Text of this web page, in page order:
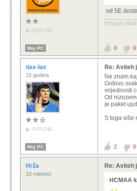
OFFLINE
od 5E
mnogo
Moj PC 0 0
dax-lax
15 godina
OFFLINE
Re: Aviteh
Ne znam
Gotovo
vrijednosti
Od
je paket
S toga više
Moj PC 2 0
Hrža
10 mjeseci
Re: Aviteh
HCMAA